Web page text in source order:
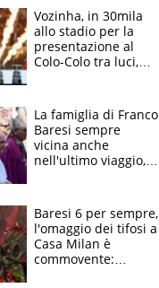
Vozinha, in 30mila
allo stadio per la
presentazione al
Colo-Colo tra luci,
La famiglia di Franco
Baresi sempre
vicina anche
nell'ultimo viaggio,
circondati
dall'affetto dei tifosi
Baresi 6 per sempre,
l'omaggio dei tifosi a
Casa Milan è
commovente: